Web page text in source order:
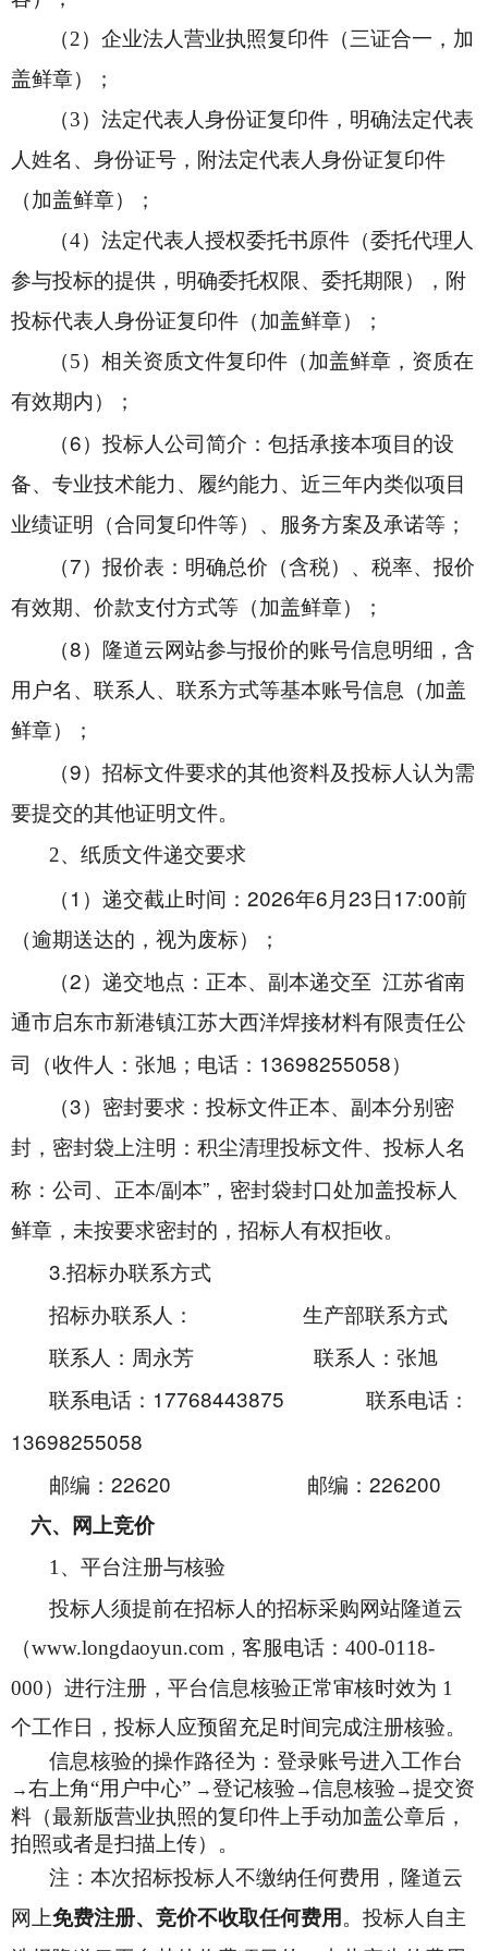
（2）企业法人营业执照复印件（三证合一， 加
盖鲜章）；
（3）法定代表人身份证复印件，明确法定代表
人姓名、身份证号，附法定代表人身份证复印件
（加盖鲜章）；
（4）法定代表人授权委托书原件（委托代理人
参与投标的提供，明确委托权限、委托期限），附
投标代表人身份证复印件（加盖鲜章）；
（5）相关资质文件复印件（加盖鲜章，资质在
有效期内）；
（6）投标人公司简介：包括承接本项目的设
备、专业技术能力、履约能力、近三年内类似项目
业绩证明（合同复印件等）、服务方案及承诺等；
（7）报价表：明确总价（含税）、税率、报价
有效期、价款支付方式等 （加盖鲜章）；
（8）隆道云网站参与报价的账号信息明细，含
用户名、联系人、联系方式等基本账号信息（加盖
鲜章）；
（9）招标文件要求的其他资料及投标人认为需
要提交的其他证明文件。
2、纸质文件递交要求
（ 1 ）递交截止时间： 2026年6 月 23 日 17:00前
（逾期送达的，视为废标）；
（2）递交地点：正本、副本递交至 江苏省南
通市启东市新港镇江苏大西洋焊接材料有限责任公
司（收件人：张旭；电话： 13698255058）
（3）密封要求：投标文件正本、副本分别密
封，密封袋上注明：积尘清理投标文件、投标人名
称 ：公司、 正本/副本” ，密封袋封口处加盖投标人
鲜章，未按要求密封的，招标人有权拒收。
3.招标办联系方式
招标办联系人：
生产部联系方式
联系人：周永芳
联系人：张旭
联系电话： 17768443875 联系电话：
13698255058
邮编： 22620 邮编： 226200
六、网上竞价
1 、平台注册与核验
投标人须提前在招标人的招标采购网站隆道云
（www.longdaoyun.com ， 客服电话：400-0118-
000）进行注册，平台信息核验正常审核时效为 1
个工作日，投标人应预留充足时间完成注册核验。
信息核验的操作路径为：登录账号进入工作台
→右上角“用户中心” →登记核验→信息核验→提交资
料（最新版营业执照的复印件上手动加盖公章后，
拍照或者是扫描上传）。
注：本次招标投标人不缴纳任何费用，隆道云
网上免费注册、竞价不收取任何费用 。投标人自主